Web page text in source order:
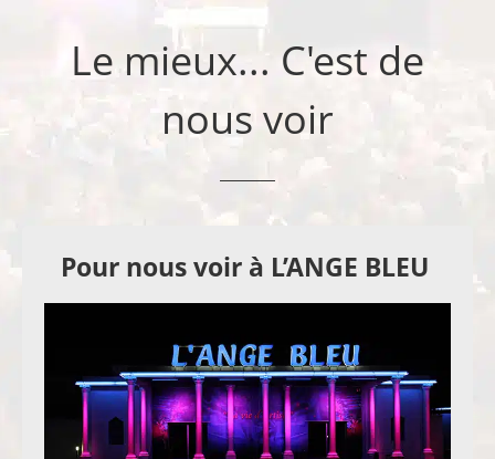
Le mieux... C'est de
nous voir
Pour nous voir à L’ANGE BLEU